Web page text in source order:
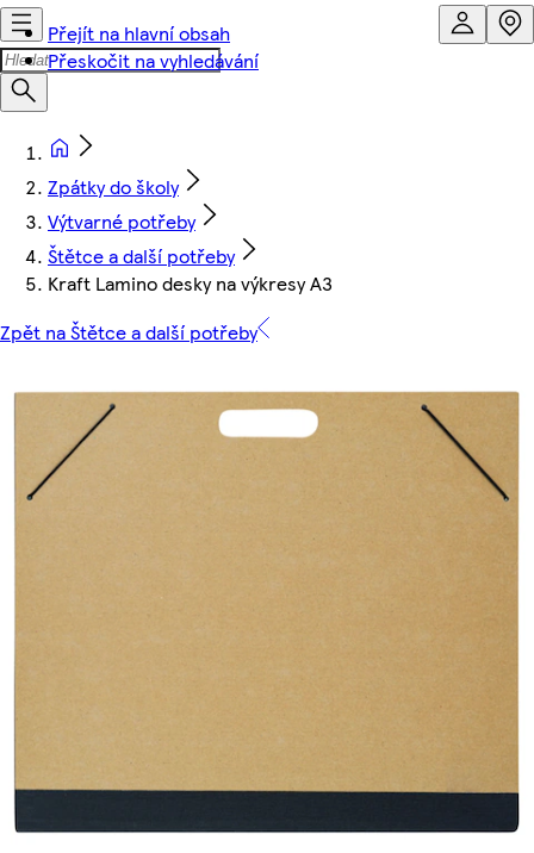
Přejít na hlavní obsah
Přeskočit na vyhledávání
Zpátky do školy
Výtvarné potřeby
Štětce a další potřeby
Kraft Lamino desky na výkresy A3
Zpět na Štětce a další potřeby